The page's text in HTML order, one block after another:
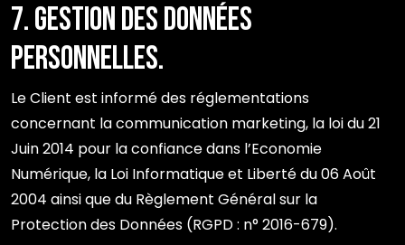
7. Gestion des données
personnelles.
Le Client est informé des réglementations
concernant la communication marketing, la loi du 21
Juin 2014 pour la confiance dans l’Economie
Numérique, la Loi Informatique et Liberté du 06 Août
2004 ainsi que du Règlement Général sur la
Protection des Données (RGPD : n° 2016-679).